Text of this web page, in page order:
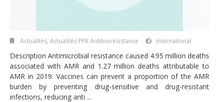
Actualités, Actualités PPR Antibiorésistance International
Description Antimicrobial resistance caused 4.95 million deaths
associated with AMR and 1.27 million deaths attributable to
AMR in 2019. Vaccines can prevent a proportion of the AMR
burden by preventing drug-sensitive and drug-resistant
infections, reducing anti ...